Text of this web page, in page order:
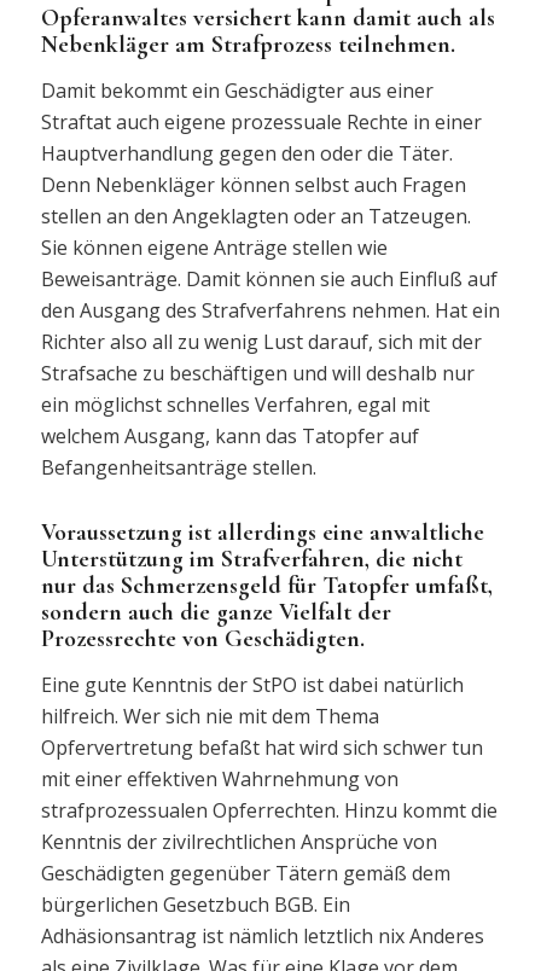
Opferanwaltes versichert kann damit auch als
Nebenkläger am Strafprozess teilnehmen.
Damit bekommt ein Geschädigter aus einer
Straftat auch eigene prozessuale Rechte in einer
Hauptverhandlung gegen den oder die Täter.
Denn Nebenkläger können selbst auch Fragen
stellen an den Angeklagten oder an Tatzeugen.
Sie können eigene Anträge stellen wie
Beweisanträge. Damit können sie auch Einfluß auf
den Ausgang des Strafverfahrens nehmen. Hat ein
Richter also all zu wenig Lust darauf, sich mit der
Strafsache zu beschäftigen und will deshalb nur
ein möglichst schnelles Verfahren, egal mit
welchem Ausgang, kann das Tatopfer auf
Befangenheitsanträge stellen.
Voraussetzung ist allerdings eine anwaltliche
Unterstützung im Strafverfahren, die nicht
nur das Schmerzensgeld für Tatopfer umfaßt,
sondern auch die ganze Vielfalt der
Prozessrechte von Geschädigten.
Eine gute Kenntnis der StPO ist dabei natürlich
hilfreich. Wer sich nie mit dem Thema
Opfervertretung befaßt hat wird sich schwer tun
mit einer effektiven Wahrnehmung von
strafprozessualen Opferrechten. Hinzu kommt die
Kenntnis der zivilrechtlichen Ansprüche von
Geschädigten gegenüber Tätern gemäß dem
bürgerlichen Gesetzbuch BGB. Ein
Adhäsionsantrag ist nämlich letztlich nix Anderes